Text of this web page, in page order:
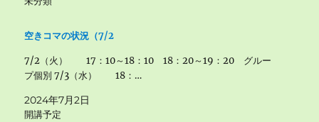
空きコマの状況（7/2
7/2（火） 17：10～18：10 18：20～19：20 グルー
プ個別 7/3（水） 18：…
2024年7月2日
開講予定